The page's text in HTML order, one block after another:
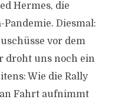
Hermes, die
Diesmal:
vor dem
droht uns noch ein
Wie die Rally
Fahrt aufnimmt